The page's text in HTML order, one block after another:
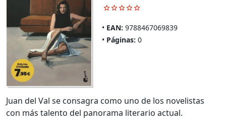
EAN: 9788467069839
Páginas: 0
Juan del Val se consagra como uno de los novelistas
con más talento del panorama literario actual.